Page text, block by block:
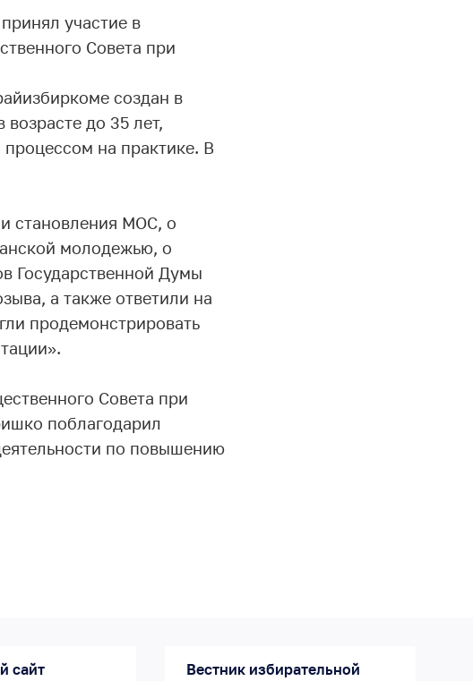
участие в
Совета при
создан в
до 35 лет,
на практике. В
становления МОС, о
молодежью, о
Государственной Думы
а также ответили на
продемонстрировать
Совета при
поблагодарил
по повышению
сайт
Вестник избирательной